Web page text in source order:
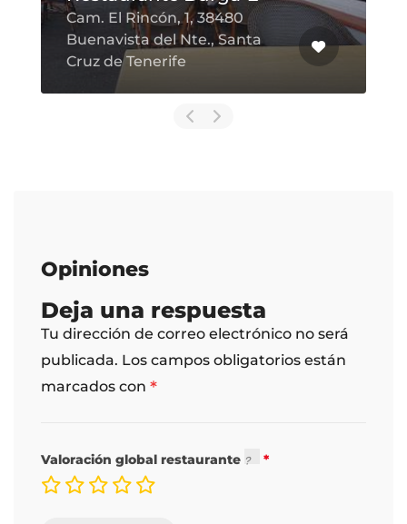
Cam. El Rincón, 1, 38480
Buenavista del Nte., Santa
Cruz de Tenerife
Opiniones
Deja una respuesta
Tu dirección de correo electrónico no será
publicada. Los campos obligatorios están
marcados con *
Valoración global restaurante